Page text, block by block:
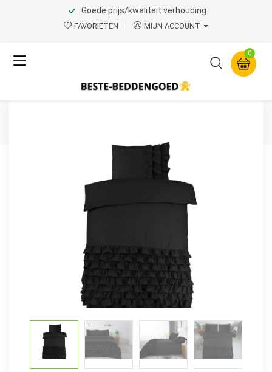
Goede prijs/kwaliteit verhouding
FAVORIETEN MIJN ACCOUNT
0
Home Product Page v.1
Cyprus Zwart 140 x 220